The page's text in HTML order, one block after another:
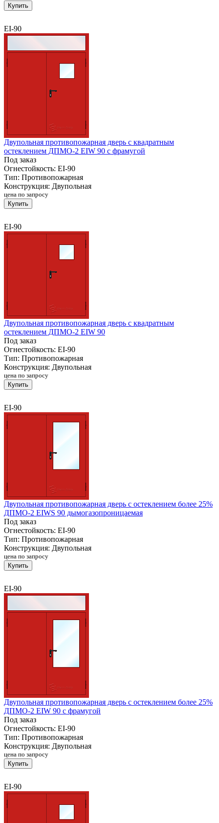
Купить
EI-90
Двупольная противопожарная дверь с квадратным
остеклением ДПМО-2 EIW 90 с фрамугой
Под заказ
Огнестойкость: EI-90
Тип: Противопожарная
Конструкция: Двупольная
цена по запросу
Купить
EI-90
Двупольная противопожарная дверь с квадратным
остеклением ДПМО-2 EIW 90
Под заказ
Огнестойкость: EI-90
Тип: Противопожарная
Конструкция: Двупольная
цена по запросу
Купить
EI-90
Двупольная противопожарная дверь с остеклением более 25%
ДПМО-2 EIWS 90 дымогазопроницаемая
Под заказ
Огнестойкость: EI-90
Тип: Противопожарная
Конструкция: Двупольная
цена по запросу
Купить
EI-90
Двупольная противопожарная дверь с остеклением более 25%
ДПМО-2 EIW 90 с фрамугой
Под заказ
Огнестойкость: EI-90
Тип: Противопожарная
Конструкция: Двупольная
цена по запросу
Купить
EI-90